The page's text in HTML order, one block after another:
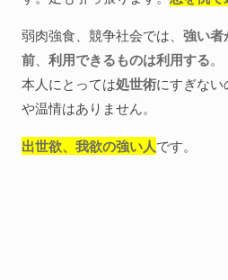
弱肉強食、競争社会では、 強い者
前
利用できるものは利用する。
本人にとっては処世術にすぎな
や温情はありません。
出世欲、我欲の強い人です。